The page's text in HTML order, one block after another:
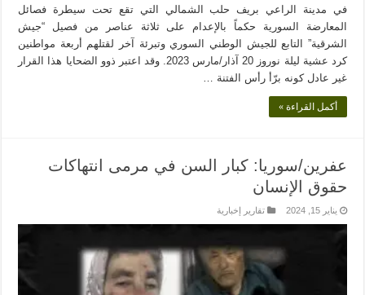
في مدينة الراعي بريف حلب الشمالي التي تقع تحت سيطرة فصائل
المعارضة السورية حكماً بالإعدام على ثلاثة عناصر من فصيل “جيش
الشرقية” التابع للجيش الوطني السوري وتبرئة آخر لقتلهم أربعة مواطنين
كرد عشية ليلة نوروز 20 آذار/مارس 2023. وقد اعتبر ذوو الضحايا هذا القرار
غير عادل كونه برّأ رأس الفتنة …
أكمل القراءة »
عفرين/سوريا: كبار السن في مرمى انتهاكات
حقوق الإنسان
يناير 15, 2024 تقارير إخبارية